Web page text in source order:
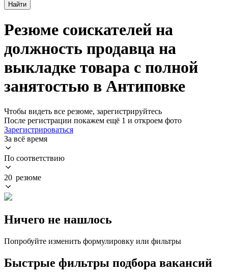
Найти
Резюме соискателей на
должность продавца на
выкладке товара с полной
занятостью в Антиповке
Чтобы видеть все резюме, зарегистрируйтесь
После регистрации покажем ещё 1 и откроем фото
Зарегистрироваться
За всё время
По соответствию
20 резюме
Ничего не нашлось
Попробуйте изменить формулировку или фильтры
Быстрые фильтры подбора вакансий